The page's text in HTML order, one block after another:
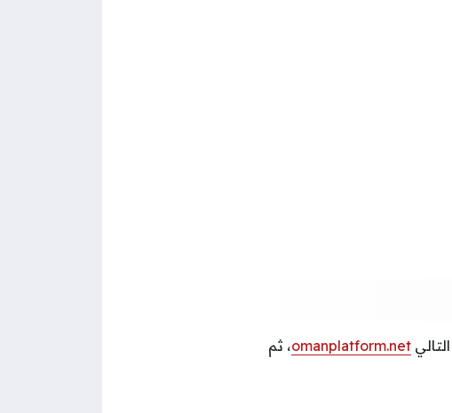
omanplatform.net، ثم